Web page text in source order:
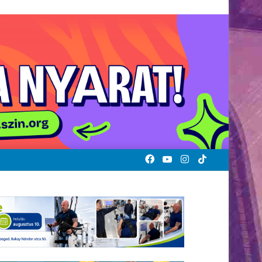
TikTok
Instagram
YouTube
Facebook